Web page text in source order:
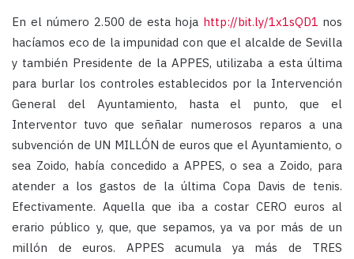
En el número 2.500 de esta hoja http://bit.ly/1x1sQD1 nos
hacíamos eco de la impunidad con que el alcalde de Sevilla
y también Presidente de la APPES, utilizaba a esta última
para burlar los controles establecidos por la Intervención
General del Ayuntamiento, hasta el punto, que el
Interventor tuvo que señalar numerosos reparos a una
subvención de UN MILLÓN de euros que el Ayuntamiento, o
sea Zoido, había concedido a APPES, o sea a Zoido, para
atender a los gastos de la última Copa Davis de tenis.
Efectivamente. Aquella que iba a costar CERO euros al
erario público y, que, que sepamos, ya va por más de un
millón de euros. APPES acumula ya más de TRES